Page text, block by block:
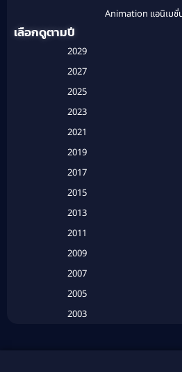
Animation แอนิเมชั่
Based on a True Story สร้างจ
Based on a True Story เรื่อ
Based on a True Story เรื่อ
เลือกดูตามปี
2029
2027
2025
2023
2021
2019
2017
2015
2013
2011
2009
2007
2005
2003